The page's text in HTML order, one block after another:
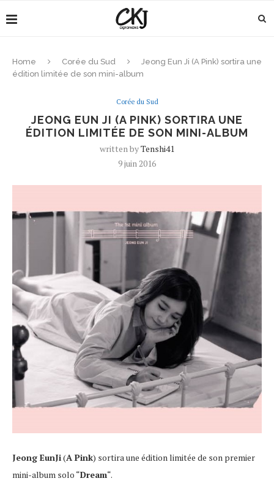
Home Corée du Sud
Jeong Eun Ji (A Pink) sortira une
édition limitée de son mini-album
Corée du Sud
JEONG EUN JI (A PINK) SORTIRA UNE
ÉDITION LIMITÉE DE SON MINI-ALBUM
written byTenshi41
9 juin 2016
Jeong EunJi(A Pink) sortira une édition limitée de son premier
mini-album solo “Dream“.